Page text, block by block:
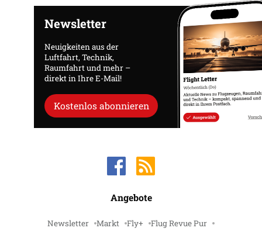
Newsletter
Neuigkeiten aus der
Luftfahrt, Technik,
Raumfahrt und mehr –
direkt in Ihre E-Mail!
Kostenlos abonnieren
Angebote
Newsletter Markt Fly+ Flug Revue Pur